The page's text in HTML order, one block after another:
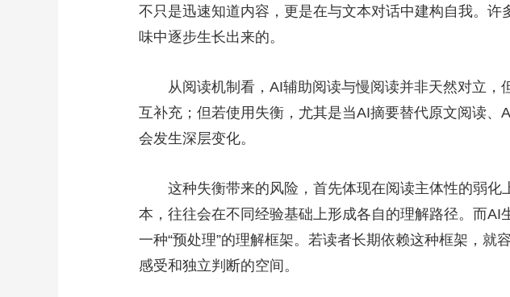
不只是迅速知道内容，更是在与文本对话中建构自我。许
味中逐步生长出来的。
从阅读机制看，AI辅助阅读与慢阅读并非天然对立，
互补充；但若使用失衡，尤其是当AI摘要替代原文阅读、
会发生深层变化。
这种失衡带来的风险，首先体现在阅读主体性的弱化
本，往往会在不同经验基础上形成各自的理解路径。而
一种“预处理”的理解框架。若读者长期依赖这种框架，
感受和独立判断的空间。